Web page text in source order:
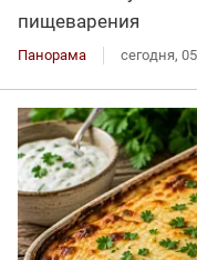
пищеварения
Панорама сегодня,